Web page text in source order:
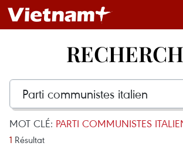
MOT CLÉ: PARTI COMMUNISTES
1 Résultat